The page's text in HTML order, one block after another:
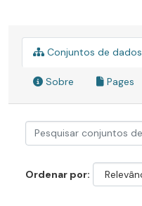
Conjuntos de dados
Sobre Pages
Ordenar por